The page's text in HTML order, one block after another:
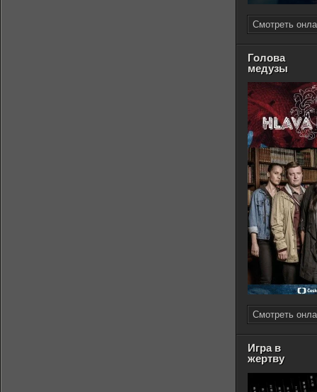
Смотреть
Голова
медузы
Смотреть
Игра в
жертву